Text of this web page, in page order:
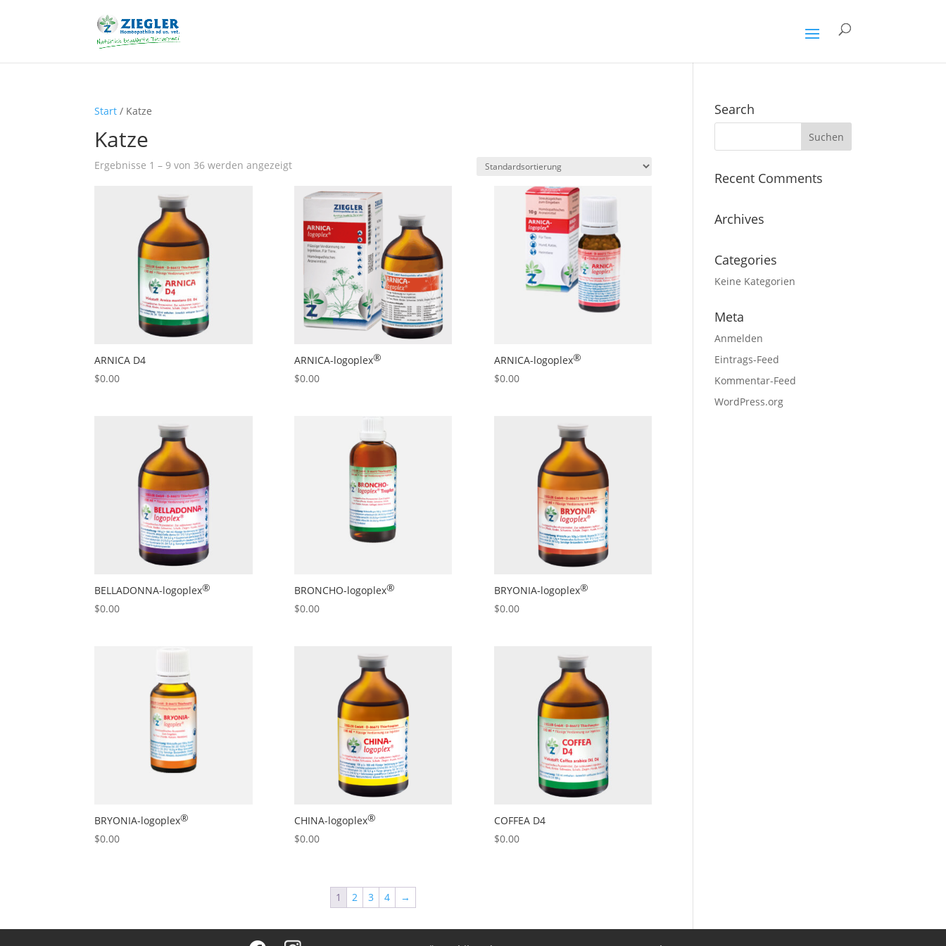
Start / Katze
Katze
Ergebnisse 1 – 9 von 36 werden angezeigt
ARNICA D4
$0.00
ARNICA-logoplex®
$0.00
ARNICA-logoplex®
$0.00
BELLADONNA-logoplex®
$0.00
BRONCHO-logoplex®
$0.00
BRYONIA-logoplex®
$0.00
BRYONIA-logoplex®
$0.00
CHINA-logoplex®
$0.00
COFFEA D4
$0.00
1 2 3 4 →
Search
Recent Comments
Archives
Categories
Keine Kategorien
Meta
Anmelden
Eintrags-Feed
Kommentar-Feed
WordPress.org